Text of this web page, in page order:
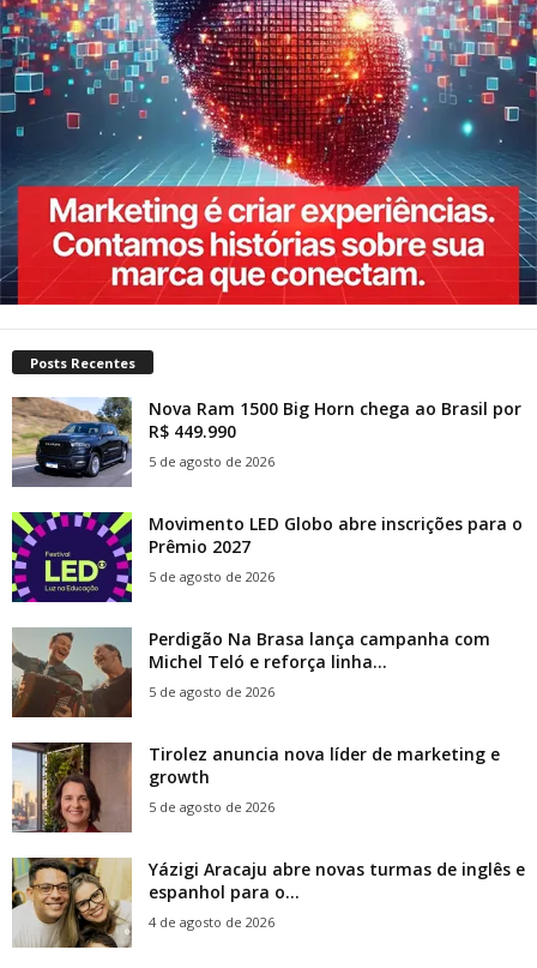
Posts Recentes
Nova Ram 1500 Big Horn chega ao Brasil por
R$ 449.990
5 de agosto de 2026
Movimento LED Globo abre inscrições para o
Prêmio 2027
5 de agosto de 2026
Perdigão Na Brasa lança campanha com
Michel Teló e reforça linha...
5 de agosto de 2026
Tirolez anuncia nova líder de marketing e
growth
5 de agosto de 2026
Yázigi Aracaju abre novas turmas de inglês e
espanhol para o...
4 de agosto de 2026